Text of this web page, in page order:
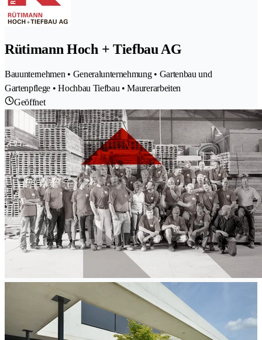
Rütimann Hoch + Tiefbau AG
Bauunternehmen • Generalunternehmung • Gartenbau und
Gartenpflege • Hochbau Tiefbau • Maurerarbeiten
Geöffnet